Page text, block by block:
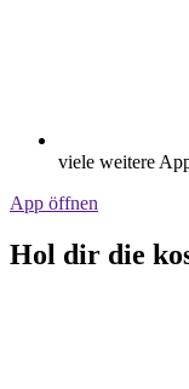
viele weitere
App öffnen
Hol dir die